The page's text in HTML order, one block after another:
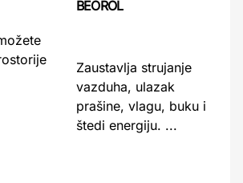
BEOROL
Zaustavlja strujanje
vazduha, ulazak
prašine, vlagu, buku i
štedi energiju. ...